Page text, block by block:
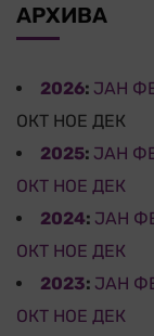
АРХИВА
2026: ЈАН
ОКТ НОЕ ДЕК
2025: ЈАН
ОКТ НОЕ ДЕК
2024: ЈАН
ОКТ НОЕ ДЕК
2023: ЈАН
ОКТ НОЕ ДЕК